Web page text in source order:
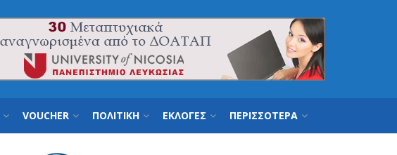
VOUCHER ΠΟΛΙΤΙΚΗ ΕΚΛΟΓΕΣ ΠΕΡΙΣΣΟΤΕΡΑ